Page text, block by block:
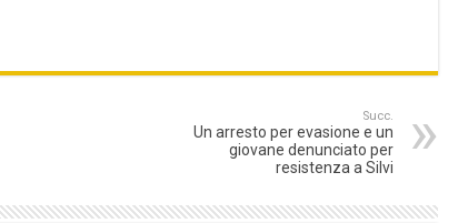
Succ.
Un arresto per evasione e un
giovane denunciato per
resistenza a Silvi